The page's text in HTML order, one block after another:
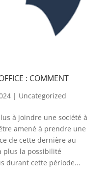
: COMMENT
| Uncategorized
à joindre une société à
amené à prendre une
de cette dernière au
plus la possibilité
durant cette période...